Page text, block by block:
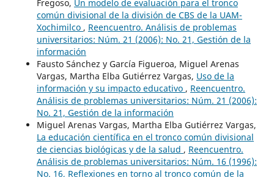
Fregoso, Un modelo de evaluación para el tronco
común divisional de la división de CBS de la UAM-
Xochimilco , Reencuentro. Análisis de problemas
universitarios: Núm. 21 (2006): No. 21, Gestión de la
información
Fausto Sánchez y García Figueroa, Miguel Arenas
Vargas, Martha Elba Gutiérrez Vargas, Uso de la
información y su impacto educativo , Reencuentro.
Análisis de problemas universitarios: Núm. 21 (2006):
No. 21, Gestión de la información
Miguel Arenas Vargas, Martha Elba Gutiérrez Vargas,
La educación científica en el tronco común divisional
de ciencias biológicas y de la salud , Reencuentro.
Análisis de problemas universitarios: Núm. 16 (1996):
No. 16, Reflexiones en torno al tronco común de la